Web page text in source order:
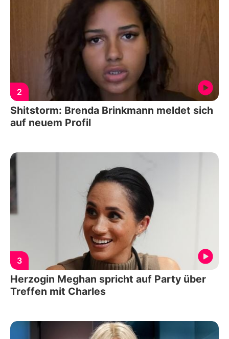
2
Shitstorm: Brenda Brinkmann meldet sich
auf neuem Profil
3
Herzogin Meghan spricht auf Party über
Treffen mit Charles